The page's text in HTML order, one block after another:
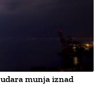
udara munja iznad